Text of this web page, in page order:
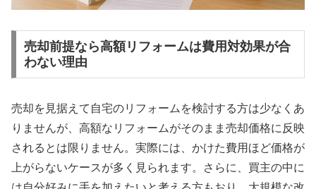
売却前提なら高額リフォームは費用対効果が合
わない理由
売却を見据えて自宅のリフォームを検討する方は少なくあ
りませんが、高額なリフォームがそのまま売却価格に反映
されるとは限りません。実際には、かけた費用ほど価格が
上がらないケースが多く見られます。さらに、買主の中に